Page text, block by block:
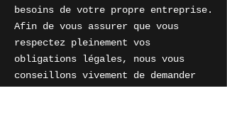
besoins de votre propre entreprise.
Afin de vous assurer que vous
respectez pleinement vos
obligations légales, nous vous
conseillons vivement de demander